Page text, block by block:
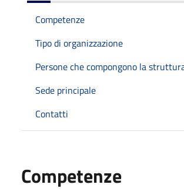
Competenze
Tipo di organizzazione
Persone che compongono la
Sede principale
Contatti
Competenze